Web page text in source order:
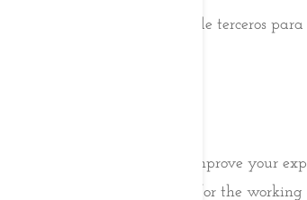
Utilizamos cookies propias y de terceros
This website uses cookies to improve your
browser as they are essential for the